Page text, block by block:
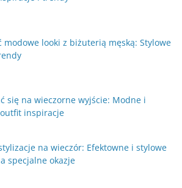
modowe looki z biżuterią męską: Stylowe
się na wieczorne wyjście: Modne i
inspiracje
na wieczór: Efektowne i stylowe
specjalne okazje